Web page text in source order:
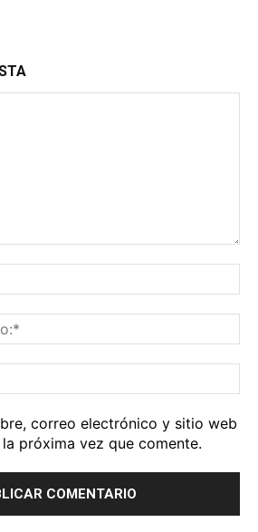
correo electrónico y sitio web
próxima vez que comente.